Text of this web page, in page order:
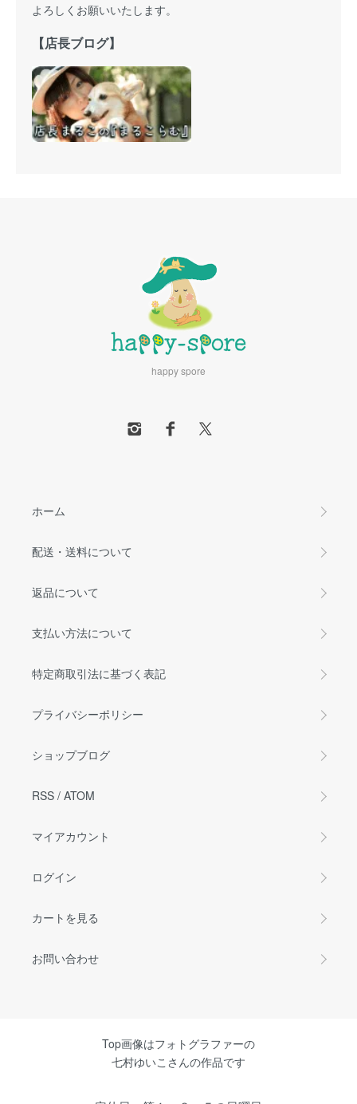
よろしくお願いいたします。
【店長ブログ】
happy spore
ホーム
配送・送料について
返品について
支払い方法について
特定商取引法に基づく表記
プライバシーポリシー
ショップブログ
RSS / ATOM
マイアカウント
ログイン
カートを見る
お問い合わせ
Top画像はフォトグラファーの
七村ゆいこさんの作品です